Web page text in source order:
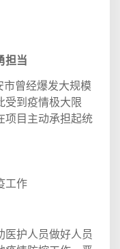
担当
市曾经爆发大规模
受到疫情极大限
项目主动承担起统
工作
医护人员做好人员